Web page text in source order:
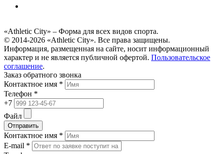
«Athletic City» – Форма для всех видов спорта.
© 2014-2026 «Athletic City». Все права защищены.
Информация, размещенная на сайте, носит информационный
характер и не является публичной офертой. Пользовательское
соглашение.
Заказ обратного звонка
Контактное имя *
Телефон *
+7
Файл
Отправить
Контактное имя *
E-mail *